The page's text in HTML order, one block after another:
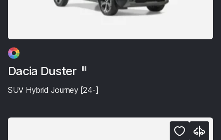
Dacia Duster III
SUV Hybrid Journey [24-]